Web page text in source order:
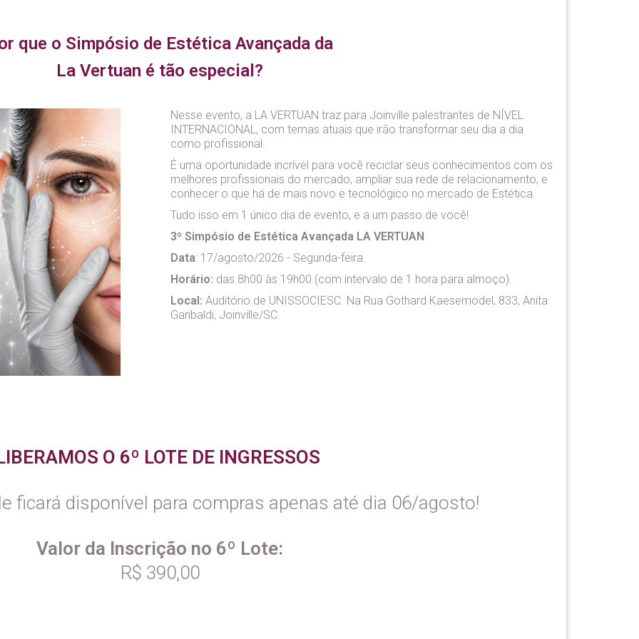
que o Simpósio de Estética Avançada da
La Vertuan é tão especial?
Nesse evento, a LA VERTUAN traz para Joinville palestrantes de NÍVEL
INTERNACIONAL, com temas atuais que irão transformar seu dia a dia
como profissional.
É uma oportunidade incrível para você reciclar seus conhecimentos com os
melhores profissionais do mercado, ampliar sua rede de relacionamento, e
conhecer o que há de mais novo e tecnológico no mercado de Estética.
Tudo isso em 1 único dia de evento, e a um passo de você!
3º Simpósio de Estética Avançada LA VERTUAN
Data: 17/agosto/2026 - Segunda-feira.
Horário: das 8h00 às 19h00 (com intervalo de 1 hora para almoço).
Local: Auditório de UNISSOCIESC. Na Rua Gothard Kaesemodel, 833, Anita
Garibaldi, Joinville/SC.
O 6º LOTE DE INGRESSOS
ficará disponível para compras apenas até dia 06/agosto!
Valor da Inscrição no 6º Lote:
R$ 390,00